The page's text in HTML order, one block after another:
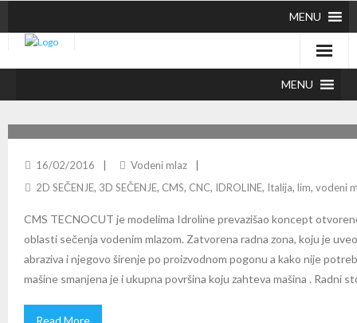
MENU
MENU
16/02/2016
Vodeni mlaz
2D SEČENJE, 3D SEČENJE, CMS, CNC, IDROLINE, Italija, lim, vodeni
CMS TECNOCUT je modelima Idroline prevazišao koncept
oblasti sečenja vodenim mlazom. Zatvorena radna zona, koju je
abraziva i njegovo širenje po proizvodnom pogonu a kako nije
mašine smanjena je i ukupna površina koju zahteva mašina . Radni
Read More